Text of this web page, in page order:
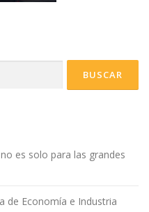
es solo para las grandes
de Economía e Industria